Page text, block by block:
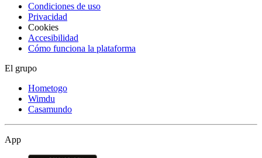
Condiciones de uso
Privacidad
Cookies
Accesibilidad
Cómo funciona la plataforma
El grupo
Hometogo
Wimdu
Casamundo
App